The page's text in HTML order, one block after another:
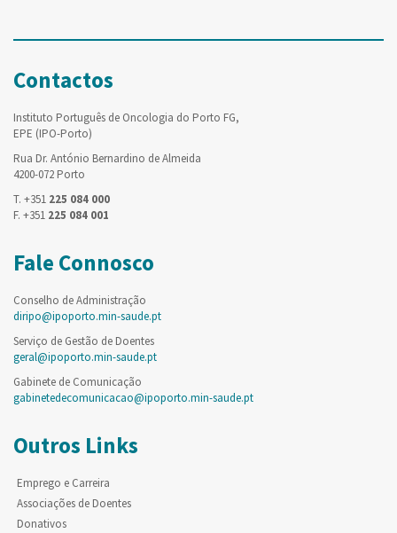
Contactos
Instituto Português de Oncologia do Porto FG,
EPE (IPO-Porto)
Rua Dr. António Bernardino de Almeida
4200-072 Porto
T. +351 225 084 000
F. +351 225 084 001
Fale Connosco
Conselho de Administração
diripo@ipoporto.min-saude.pt
Serviço de Gestão de Doentes
geral@ipoporto.min-saude.pt
Gabinete de Comunicação
gabinetedecomunicacao@ipoporto.min-saude.pt
Outros Links
Emprego e Carreira
Associações de Doentes
Donativos